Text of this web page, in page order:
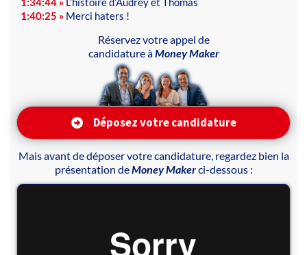
1:40:25 » Merci haters !
Réservez votre appel de
candidature àMoney Maker
Déposez votre candidature
Mais avant de déposer votre candidature, regardez bien la
présentation deMoney Makerci-dessous :